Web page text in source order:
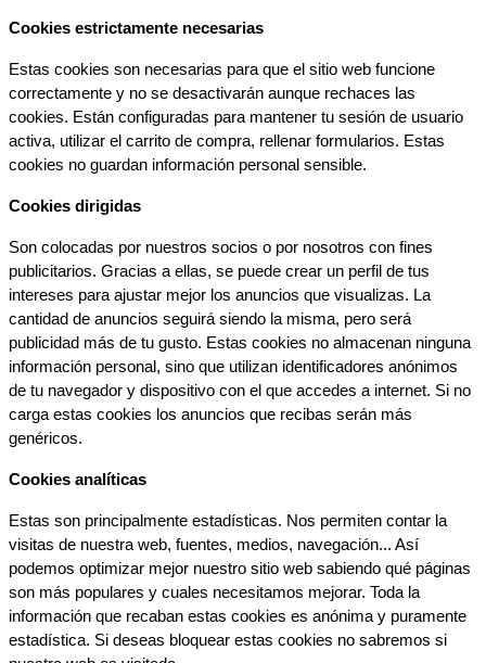
Cookies estrictamente necesarias
Estas cookies son necesarias para que el sitio web funcione
correctamente y no se desactivarán aunque rechaces las
cookies. Están configuradas para mantener tu sesión de usuario
activa, utilizar el carrito de compra, rellenar formularios. Estas
cookies no guardan información personal sensible.
Cookies dirigidas
Son colocadas por nuestros socios o por nosotros con fines
publicitarios. Gracias a ellas, se puede crear un perfil de tus
intereses para ajustar mejor los anuncios que visualizas. La
cantidad de anuncios seguirá siendo la misma, pero será
publicidad más de tu gusto. Estas cookies no almacenan ninguna
información personal, sino que utilizan identificadores anónimos
de tu navegador y dispositivo con el que accedes a internet. Si no
carga estas cookies los anuncios que recibas serán más
genéricos.
Cookies analíticas
Estas son principalmente estadísticas. Nos permiten contar la
visitas de nuestra web, fuentes, medios, navegación... Así
podemos optimizar mejor nuestro sitio web sabiendo qué páginas
son más populares y cuales necesitamos mejorar. Toda la
información que recaban estas cookies es anónima y puramente
estadística. Si deseas bloquear estas cookies no sabremos si